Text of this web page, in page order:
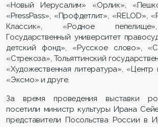
«Новый Иерусалим» «Орлик»,
«PressPass», «Профдетлит», «RELOD»,
Классик», «Родное
Государственный университет
детский фонд», «Русское слово»,
«Стрекоза», Тольяттинский
«Художественная литература», «Центр
«Эксмо» и друге.
За время проведения выставки
посетили министр культуры Ирана
представители Посольства России в